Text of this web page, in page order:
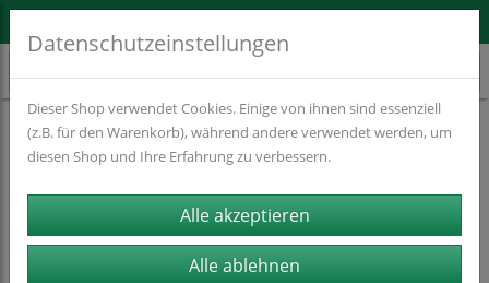
Dummyprodukte
Datenschutzeinstellungen
Dieser Shop verwendet Cookies. Einige von ihnen sind essenziell
(z.B. für den Warenkorb), während andere verwendet werden, um
diesen Shop und Ihre Erfahrung zu verbessern.